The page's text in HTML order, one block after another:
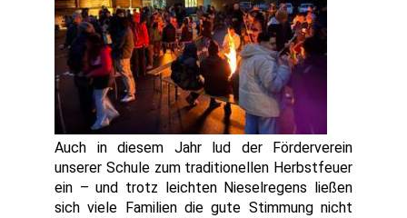
Auch in diesem Jahr lud der Förderverein
unserer Schule zum traditionellen Herbstfeuer
ein – und trotz leichten Nieselregens ließen
sich viele Familien die gute Stimmung nicht